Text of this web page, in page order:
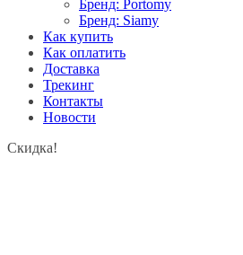
Бренд: Portomy
Бренд: Siamy
Как купить
Как оплатить
Доставка
Трекинг
Контакты
Новости
Скидка!